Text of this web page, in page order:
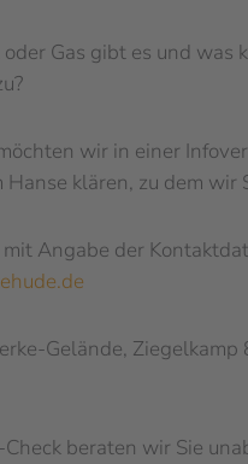
Gas gibt es und was
wir in einer
Hanse klären, zu dem wir
Angabe der
Gelände, Ziegelkamp
beraten wir Sie